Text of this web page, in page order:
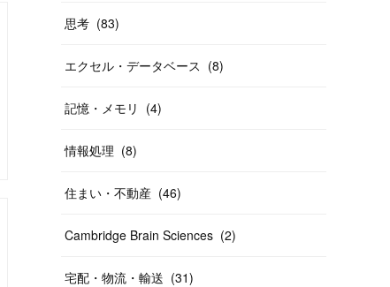
思考 (83)
エクセル・データベース (8)
記憶・メモリ (4)
情報処理 (8)
住まい・不動産 (46)
Cambridge Brain Sciences (2)
宅配・物流・輸送 (31)